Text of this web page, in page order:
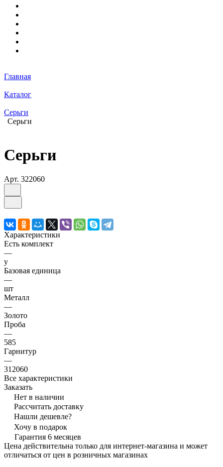
Главная
Каталог
Серьги
Серьги
Серьги
Арт. 322060
Характеристики
Есть комплект
—
y
Базовая единица
—
шт
Металл
—
Золото
Проба
—
585
Гарнитур
—
312060
Все характеристики
Заказать
Нет в наличии
Рассчитать доставку
Нашли дешевле?
Хочу в подарок
Гарантия 6 месяцев
Цена действительна только для интернет-магазина и может
отличаться от цен в розничных магазинах